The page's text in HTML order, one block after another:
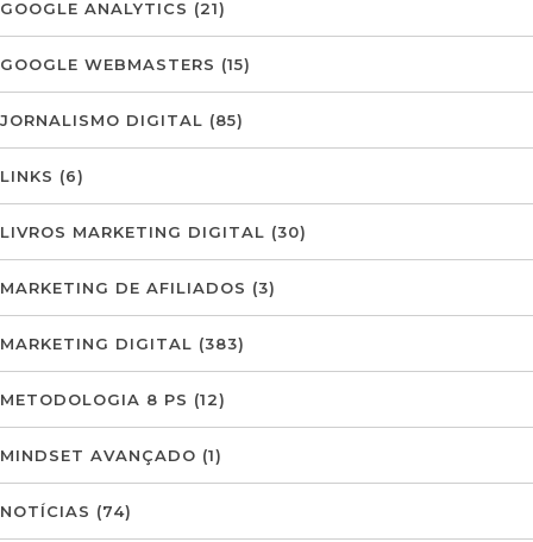
GOOGLE ANALYTICS (21)
GOOGLE WEBMASTERS (15)
JORNALISMO DIGITAL (85)
LINKS (6)
LIVROS MARKETING DIGITAL (30)
MARKETING DE AFILIADOS (3)
MARKETING DIGITAL (383)
METODOLOGIA 8 PS (12)
MINDSET AVANÇADO (1)
NOTÍCIAS (74)